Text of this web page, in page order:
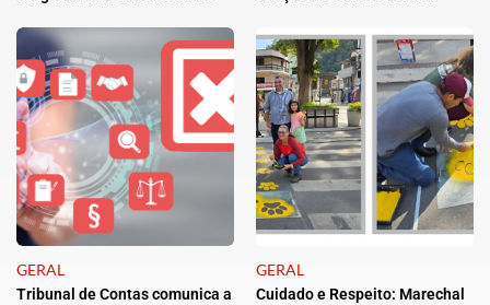
GERAL
Tribunal de Contas comunica a
GERAL
Cuidado e Respeito: Marechal